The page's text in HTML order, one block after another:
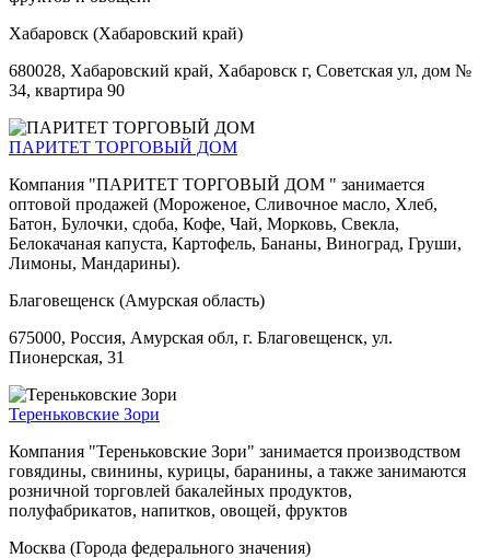
Хабаровск (Хабаровский край)
680028, Хабаровский край, Хабаровск г, Советская ул, дом №
34, квартира 90
ПАРИТЕТ ТОРГОВЫЙ ДОМ
Компания "ПАРИТЕТ ТОРГОВЫЙ ДОМ " занимается
оптовой продажей (Мороженое, Сливочное масло, Хлеб,
Батон, Булочки, сдоба, Кофе, Чай, Морковь, Свекла,
Белокачаная капуста, Картофель, Бананы, Виноград, Груши,
Лимоны, Мандарины).
Благовещенск (Амурская область)
675000, Россия, Амурская обл, г. Благовещенск, ул.
Пионерская, 31
Тереньковские Зори
Компания "Тереньковские Зори" занимается производством
говядины, свинины, курицы, баранины, а также занимаются
розничной торговлей бакалейных продуктов,
полуфабрикатов, напитков, овощей, фруктов
Москва (Города федерального значения)